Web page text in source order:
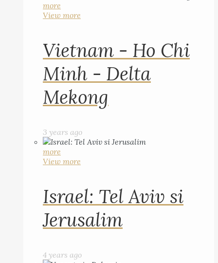
more
View more
Vietnam - Ho Chi
Minh - Delta
Mekong
3 years ago
more
View more
Israel: Tel Aviv si
Jerusalim
4 years ago